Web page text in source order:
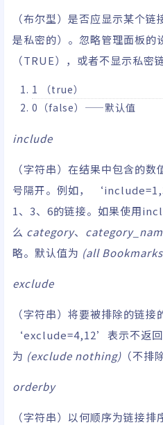
（布尔型）是否应显示某个
是私密的）。忽略管理面板的
（TRUE），或者不显示私密
1 （true）
0（false）——默认值
include
（字符串）在结果中包含的
号隔开。例如，
1、3、6的链接。如果使用
么 category、
略。默认值为 (all
exclude
（字符串）将要被排除的链
‘exclude=4,12’表示不返
为 (exclude nothing) （不排
orderby
（字符串）以何顺序为链接